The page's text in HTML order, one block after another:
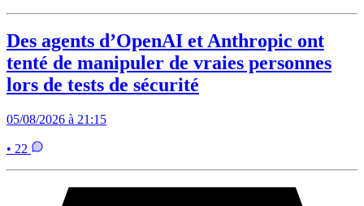
Des agents d’OpenAI et Anthropic ont
tenté de manipuler de vraies personnes
lors de tests de sécurité
05/08/2026 à 21:15
• 22